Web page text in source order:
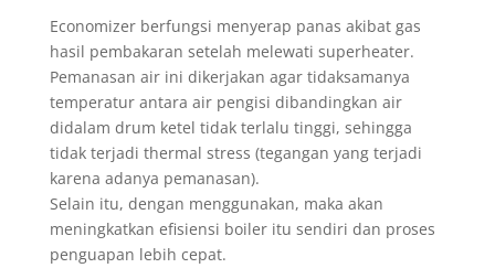
Economizer berfungsi menyerap panas akibat gas
hasil pembakaran setelah melewati superheater.
Pemanasan air ini dikerjakan agar tidaksamanya
temperatur antara air pengisi dibandingkan air
didalam drum ketel tidak terlalu tinggi, sehingga
tidak terjadi thermal stress (tegangan yang terjadi
karena adanya pemanasan).
Selain itu, dengan menggunakan, maka akan
meningkatkan efisiensi boiler itu sendiri dan proses
penguapan lebih cepat.